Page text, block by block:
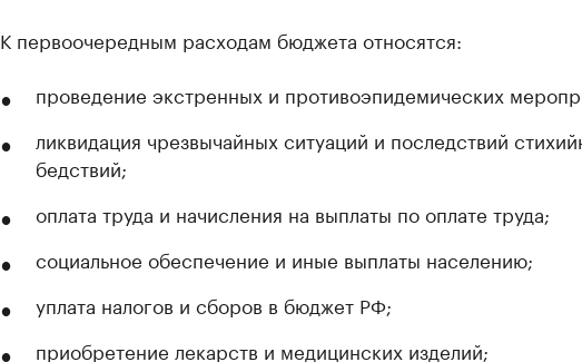
К первоочередным расходам бюджета относятся:
проведение экстренных и противоэпидемических
ликвидация чрезвычайных ситуаций и последствий
бедствий;
оплата труда и начисления на выплаты по оплате труда;
социальное обеспечение и иные выплаты населению;
уплата налогов и сборов в бюджет РФ;
приобретение лекарств и медицинских изделий;